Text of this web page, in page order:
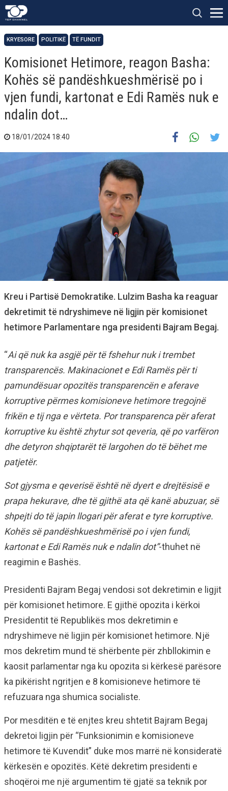
KRYESORE POLITIKË TË FUNDIT
Komisionet Hetimore, reagon Basha:
Kohës së pandëshkueshmërisë po i
vjen fundi, kartonat e Edi Ramës nuk e
ndalin dot…
18/01/2024 18:40
Kreu i Partisë Demokratike. Lulzim Basha ka reaguar
dekretimit të ndryshimeve në ligjin për komisionet
hetimore Parlamentare nga presidenti Bajram Begaj.
“Ai që nuk ka asgjë për të fshehur nuk i trembet
transparencës. Makinacionet e Edi Ramës për ti
pamundësuar opozitës transparencën e aferave
korruptive përmes komisioneve hetimore tregojnë
frikën e tij nga e vërteta. Por transparenca për aferat
korruptive ku është zhytur sot qeveria, që po varfëron
dhe detyron shqiptarët të largohen do të bëhet me
patjetër.
Sot gjysma e qeverisë është në dyert e drejtësisë e
prapa hekurave, dhe të gjithë ata që kanë abuzuar, së
shpejti do të japin llogari për aferat e tyre korruptive.
Kohës së pandëshkueshmërisë po i vjen fundi,
kartonat e Edi Ramës nuk e ndalin dot”-thuhet në
reagimin e Bashës.
Presidenti Bajram Begaj vendosi sot dekretimin e ligjit
për komisionet hetimore. E gjithë opozita i kërkoi
Presidentit të Republikës mos dekretimin e
ndryshimeve në ligjin për komisionet hetimore. Një
mos dekretim mund të shërbente për zhbllokimin e
kaosit parlamentar nga ku opozita si kërkesë parësore
ka pikërisht ngritjen e 8 komisioneve hetimore të
refuzuara nga shumica socialiste.
Por mesditën e të enjtes kreu shtetit Bajram Begaj
dekretoi ligjin për “Funksionimin e komisioneve
hetimore të Kuvendit” duke mos marrë në konsideratë
kërkesën e opozitës. Këtë dekretim presidenti e
shoqëroi me një argumentim të gjatë sa teknik por